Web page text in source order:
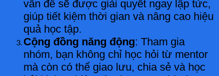
vấn đề sẽ được giải quyết ngay lập tức,
giúp tiết kiệm thời gian và nâng cao hiệu
quả học tập.
Cộng đồng năng động: Tham gia
nhóm, bạn không chỉ học hỏi từ mentor
mà còn có thể giao lưu, chia sẻ và học